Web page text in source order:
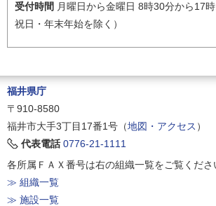
受付時間 月曜日から金曜日 8時30分から17
祝日・年末年始を除く）
福井県庁
〒910-8580
福井市大手3丁目17番1号（地図・アクセス ）
代表電話 0776-21-1111
各所属ＦＡＸ番号は右の組織一覧をご覧くださ
≫ 組織一覧
≫ 施設一覧